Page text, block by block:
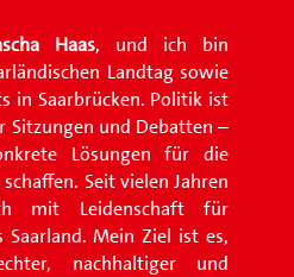
Haas, und ich bin
Landtag sowie
in Saarbrücken. Politik ist
Sitzungen und Debatten –
Lösungen für die
Seit vielen Jahren
mit Leidenschaft für
Saarland. Mein Ziel ist es,
nachhaltiger und